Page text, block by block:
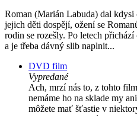
Roman (Marián Labuda) dal kdysi
jejich děti dospějí, ožení se
rodin se rozešly. Po letech
a je třeba dávný slib naplnit...
DVD film
Vypredané
Ach, mrzí nás to, z tohto
nemáme ho na sklade my
môžete mať šťastie v